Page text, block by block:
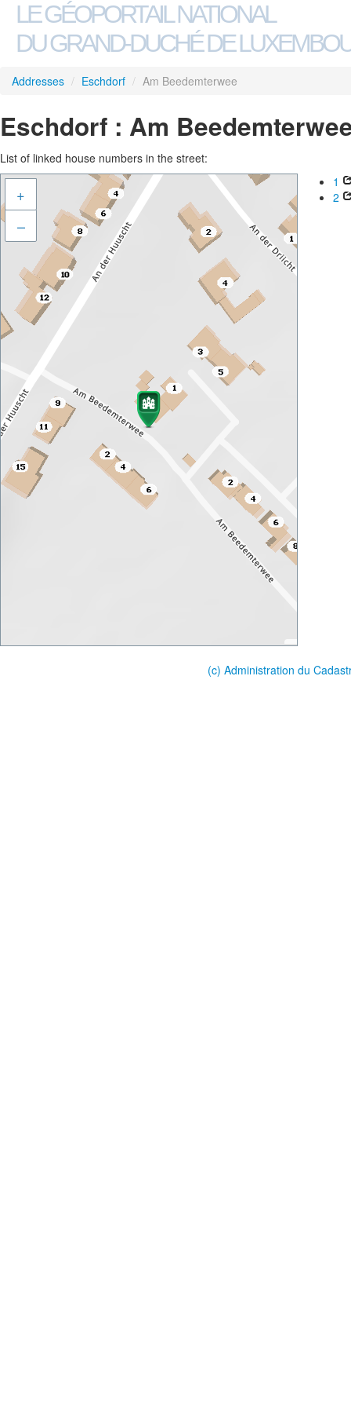
LE GÉOPORTAIL NATIONAL
DU GRAND-DUCHÉ DE
Addresses / Eschdorf / Am Beedemterwee
Eschdorf : Am
List of linked house numbers in the street:
+
–
1
2
(c) Administration du